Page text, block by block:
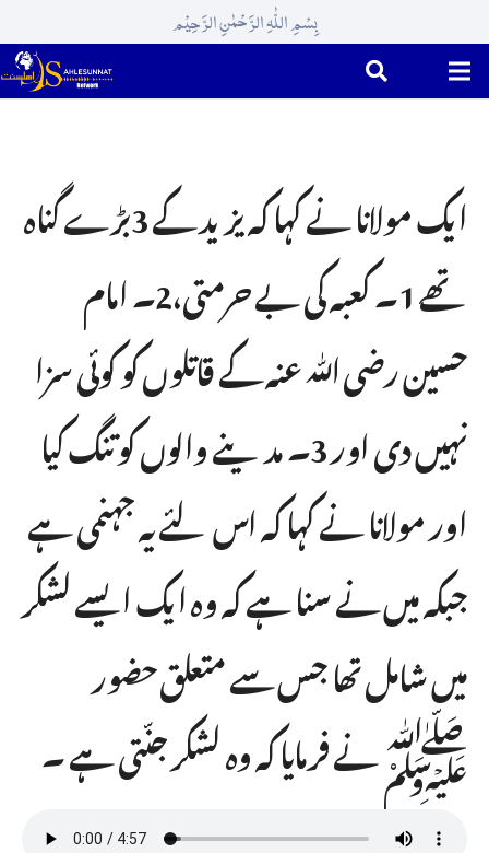
بِسْمِ اللّٰہِ الرَّحْمٰنِ الرَّحِیْم
ایک مولانا نے کہا کہ یزید کے 3بڑے گناہ
تھے 1۔ کعبہ کی بے حرمتی،2۔ امام
حسین رضی ﷲ عنہ کے قاتلوں کو کوئی سزا
نہیں دی اور 3۔ مدینے والوں کو تنگ کیا
اور مولانا نے کہا کہ اس لئے یہ جہنمی ہے
جبکہ میں نے سنا ہے کہ وہ ایک ایسے لشکر
میں شامل تھا جس سے متعلق حضور
ﷺ نے فرمایا کہ وہ لشکر جنّتی ہے ۔